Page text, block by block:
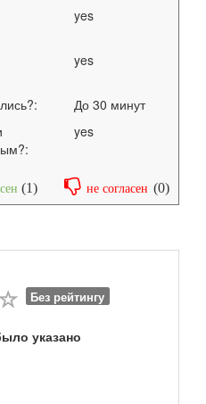
yes
yes
До 30 минут
yes
не согласен (0)
(1)
Без рейтингу
указано